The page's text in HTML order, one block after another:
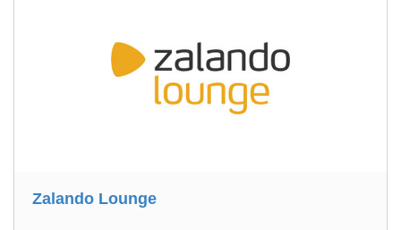
Zalando Lounge